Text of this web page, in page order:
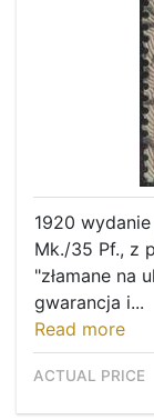
1920
Mk./35 Pf., z
"złamane na
gwarancja i...
Read more